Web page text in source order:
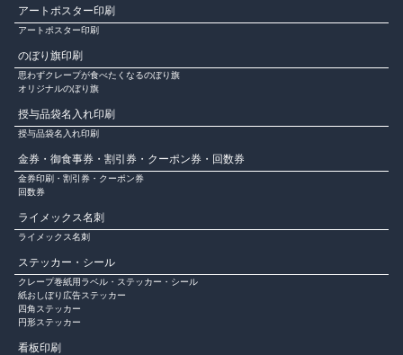
アートポスター印刷
アートポスター印刷
のぼり旗印刷
思わずクレープが食べたくなるのぼり旗
オリジナルのぼり旗
授与品袋名入れ印刷
授与品袋名入れ印刷
金券・御食事券・割引券・クーポン券・回数券
金券印刷・割引券・クーポン券
回数券
ライメックス名刺
ライメックス名刺
ステッカー・シール
クレープ巻紙用ラベル・ステッカー・シール
紙おしぼり広告ステッカー
四角ステッカー
円形ステッカー
看板印刷